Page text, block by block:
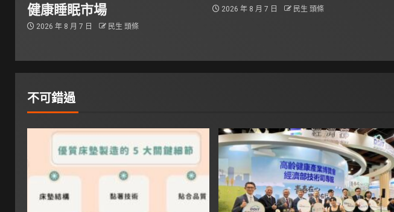
健康睡眠市場
2026 年 8 月 7 日 民生 頭條
2026 年 8 月 7 日 民生 頭條
不可錯過